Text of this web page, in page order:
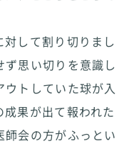
して割り切りまし
思い切りを意識し
トしていた球が入
果が出て報われた
会の方がふっとい